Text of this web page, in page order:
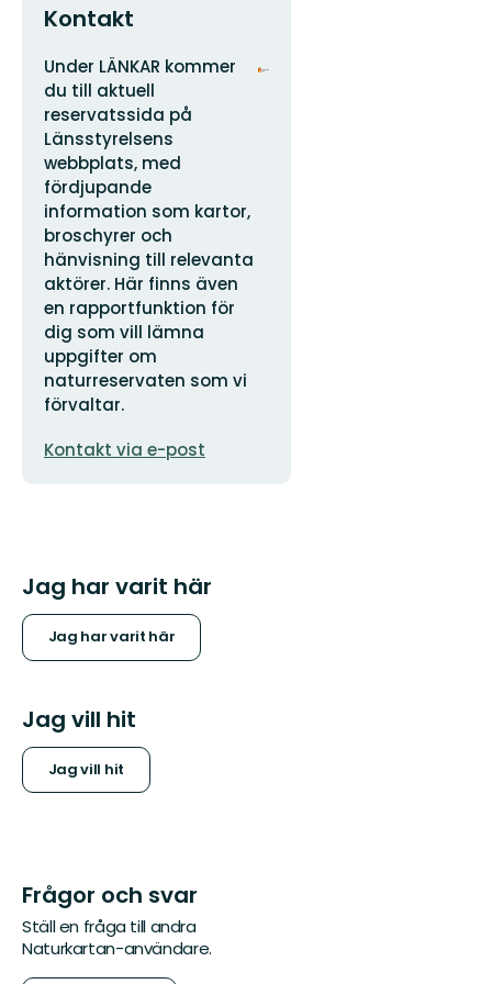
Kontakt
Adress
Under LÄNKAR kommer
du till aktuell
reservatssida på
Länsstyrelsens
webbplats, med
fördjupande
information som kartor,
broschyrer och
hänvisning till relevanta
aktörer. Här finns även
en rapportfunktion för
dig som vill lämna
uppgifter om
naturreservaten som vi
förvaltar.
postadress
Kontakt via e-post
Organisationens
Jag har varit här
Jag har varit här
Jag vill hit
Jag vill hit
Frågor och svar
Ställ en fråga till andra
Naturkartan-användare.